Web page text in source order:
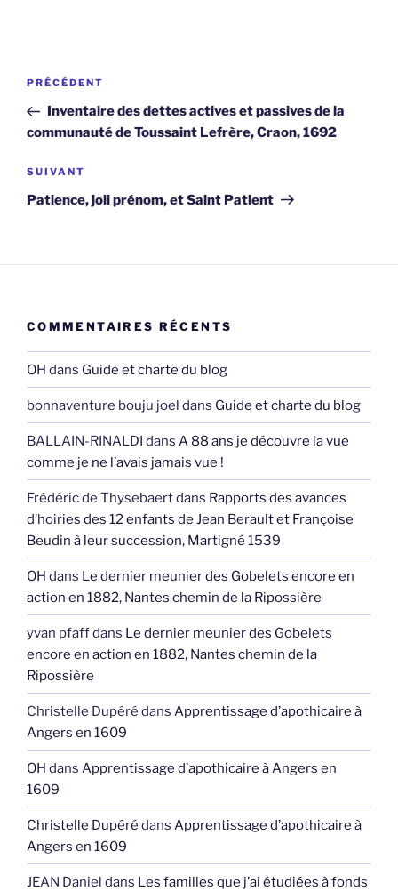
Navigation
l’article
Article
précédent
PRÉCÉDENT
Inventaire des dettes actives et passives de la
communauté de Toussaint Lefrère, Craon, 1692
Article
suivant
SUIVANT
Patience, joli prénom, et Saint Patient
COMMENTAIRES RÉCENTS
OH dans Guide et charte du blog
bonnaventure bouju joel dans Guide et charte du blog
BALLAIN-RINALDI dans A 88 ans je découvre la vue
comme je ne l’avais jamais vue !
Frédéric de Thysebaertdans Rapports des avances
d’hoiries des 12 enfants de Jean Berault et Françoise
Beudin à leur succession, Martigné 1539
OH dans Le dernier meunier des Gobelets encore en
action en 1882, Nantes chemin de la Ripossière
yvan pfaffdans Le dernier meunier des Gobelets
encore en action en 1882, Nantes chemin de la
Ripossière
Christelle Dupéré dans Apprentissage d’apothicaire à
Angers en 1609
OH dans Apprentissage d’apothicaire à Angers en
1609
Christelle Dupéré dans Apprentissage d’apothicaire à
Angers en 1609
JEAN Daniel dans Les familles que j’ai étudiées à fonds